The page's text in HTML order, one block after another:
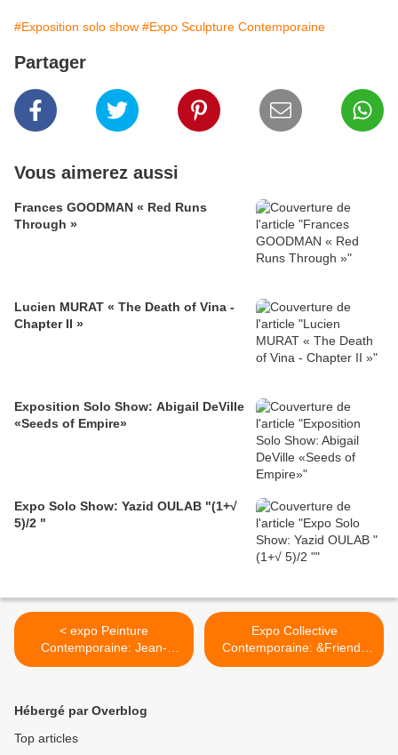
#Exposition solo show #Expo Sculpture Contemporaine
Partager
Vous aimerez aussi
Frances GOODMAN « Red Runs
Through »
Lucien MURAT « The Death of Vina -
Chapter II »
Exposition Solo Show: Abigail DeVille
«Seeds of Empire»
Expo Solo Show: Yazid OULAB "(1+√
5)/2 "
< expo Peinture
Contemporaine: Jean-
Xavier RENAUD« Leck mich
Expo Collective
Contemporaine: &Friends
Collective the UK >
Hébergé par Overblog
Top articles